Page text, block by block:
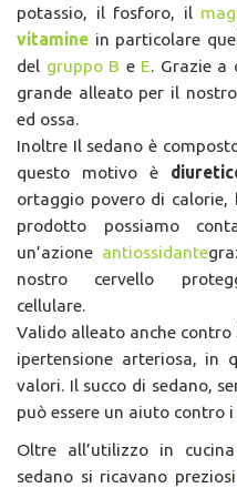
potassio, il fosforo, il
vitamine in particolare
del gruppo B e E. Grazie a
grande alleato per il
ed ossa.
Inoltre Il sedano è
questo motivo è
ortaggio povero di calorie,
prodotto possiamo
un’azione antiossidante
nostro cervello
cellulare.
Valido alleato anche contro
ipertensione arteriosa, in
valori. Il succo di sedano,
può essere un aiuto contro
Oltre all’utilizzo in
sedano si ricavano preziosi